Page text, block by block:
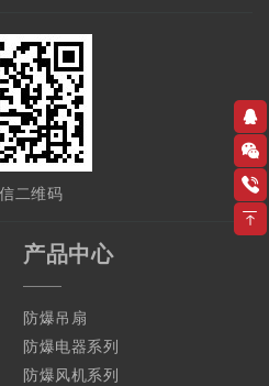
二维码
产品中心
防爆吊扇
防爆电器系列
防爆风机系列